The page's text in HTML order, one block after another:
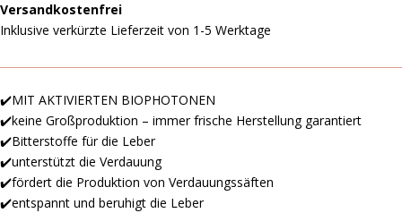
Versandkostenfrei
Inklusive verkürzte Lieferzeit von 1-5 Werktage
✔️MIT AKTIVIERTEN BIOPHOTONEN
✔️keine Großproduktion – immer frische Herstellung garantiert
✔️Bitterstoffe für die Leber
✔️unterstützt die Verdauung
✔️fördert die Produktion von Verdauungssäften
✔️entspannt und beruhigt die Leber